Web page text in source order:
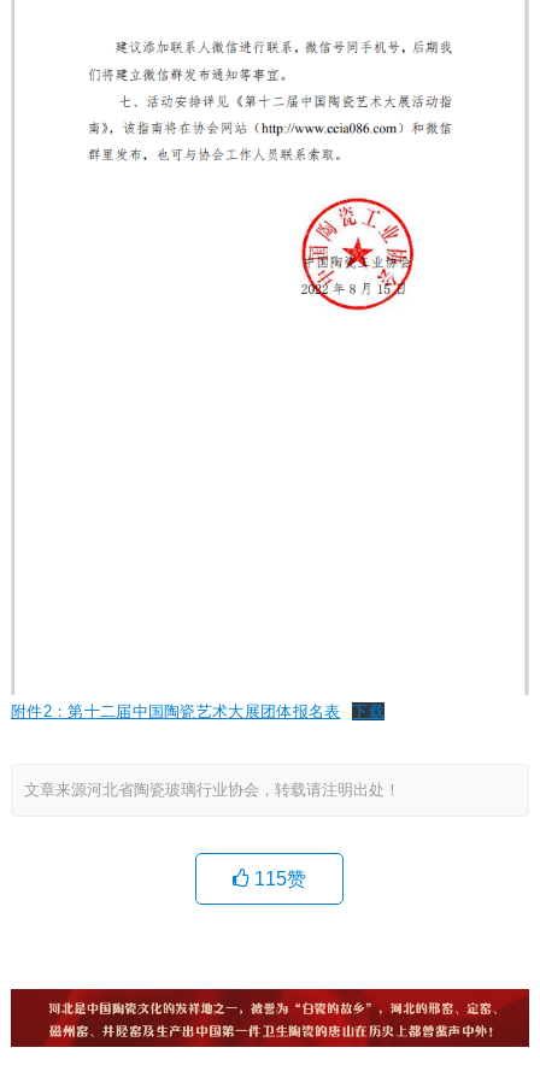
附件2：第十二届中国陶瓷艺术大展团体报名表 下载
文章来源河北省陶瓷玻璃行业协会，转载请注明出处！
115赞